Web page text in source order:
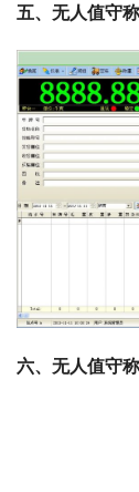
五、无人值守
六、无人值守